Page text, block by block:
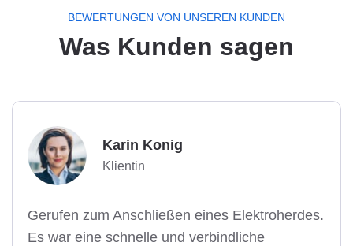
BEWERTUNGEN VON UNSEREN KUNDEN
Was Kunden sagen
Karin Konig
Klientin
Gerufen zum Anschließen eines Elektroherdes.
Es war eine schnelle und verbindliche